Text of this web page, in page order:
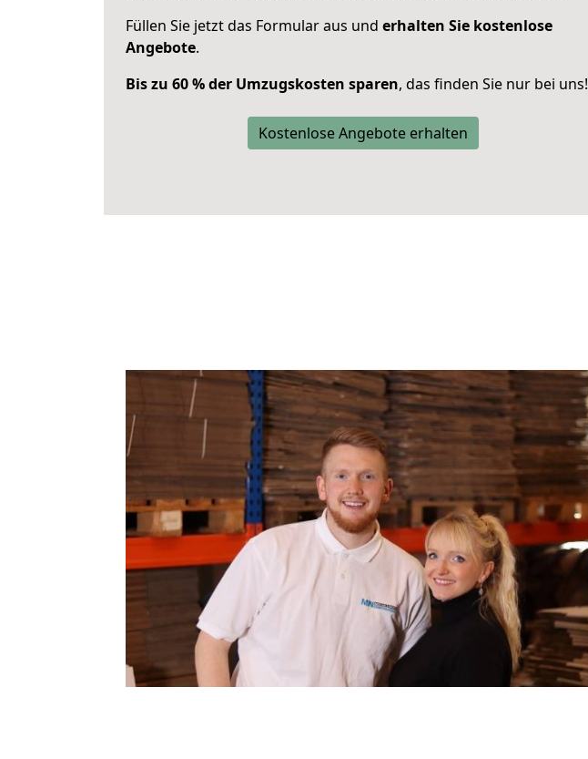
Füllen Sie jetzt das Formular aus und erhalten Sie kostenlose
Angebote.
Bis zu 60 % der Umzugskosten sparen, das finden Sie nur bei uns!
Kostenlose Angebote erhalten